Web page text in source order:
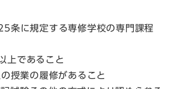
条に規定する専修学校の専門課程
上であること
授業の履修があること